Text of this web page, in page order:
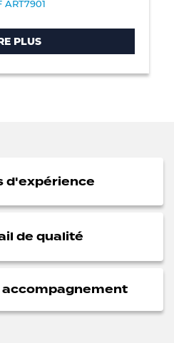
ART7901
PLUS
d'expérience
de qualité
accompagnement